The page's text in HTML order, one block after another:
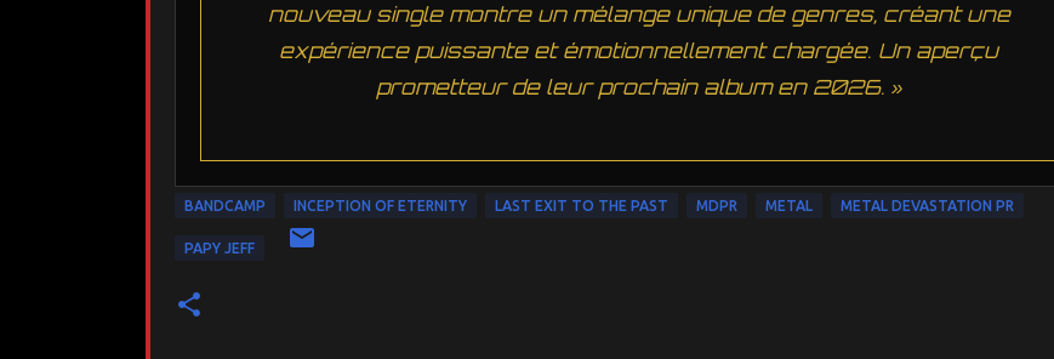
nouveau single montre un mélange unique de genres, créant une
expérience puissante et émotionnellement chargée. Un aperçu
prometteur de leur prochain album en 2026. »
BANDCAMP INCEPTION OF ETERNITY LAST EXIT TO THE PAST MDPR METAL METAL DEVASTATION PR
PAPY JEFF